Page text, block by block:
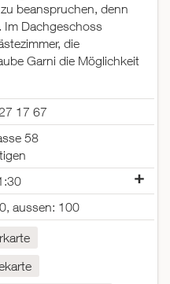
beanspruchen, denn
Im Dachgeschoss
die
Garni die Möglichkeit
17 67
58
aussen: 100